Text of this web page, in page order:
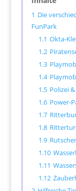
1 Die
FunPark
1.1 Okta-
1.2
1.3
1.4
1.5 Polizei
1.6 Power-
1.7
1.8
1.9
1.10
1.11
1.12